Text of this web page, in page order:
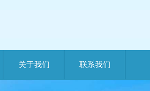
关于我们 联系我们